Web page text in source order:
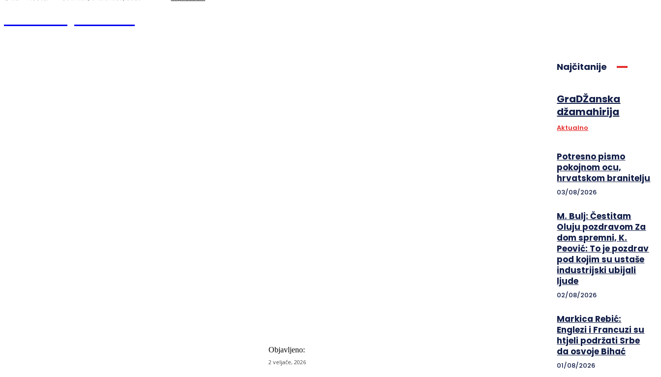
Objavljeno:
2 veljače, 2026
Najčitanije
GraDŽanska
džamahirija
Aktualno
Potresno pismo
pokojnom ocu,
hrvatskom branitelju
03/08/2026
M. Bulj: Čestitam
Oluju pozdravom Za
dom spremni, K.
Peović: To je pozdrav
pod kojim su ustaše
industrijski ubijali
ljude
02/08/2026
Markica Rebić:
Englezi i Francuzi su
htjeli podržati Srbe
da osvoje Bihać
01/08/2026